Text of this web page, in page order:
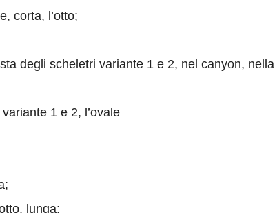
corta, l’otto;
degli scheletri variante 1 e 2, nel canyon,
1 e 2, l’ovale
lunga;